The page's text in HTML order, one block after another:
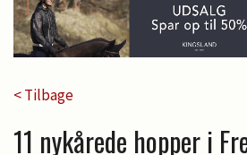
< Tilbage
11 nykårede hopper i